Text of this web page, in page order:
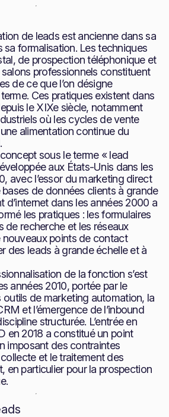
de leads est ancienne dans sa
sa formalisation. Les techniques
de prospection téléphonique et
professionnels constituent
de ce que l’on désigne
Ces pratiques existent dans
le XIXe siècle, notamment
où les cycles de vente
alimentation continue du
sous le terme « lead
aux États-Unis dans les
avec l’essor du marketing direct
de données clients à grande
d’internet dans les années 2000 a
les pratiques : les formulaires
de recherche et les réseaux
points de contact
des leads à grande échelle et à
de la fonction s’est
années 2010, portée par le
de marketing automation, la
et l’émergence de l’inbound
structurée. L’entrée en
en 2018 a constitué un point
imposant des contraintes
et le traitement des
en particulier pour la prospection